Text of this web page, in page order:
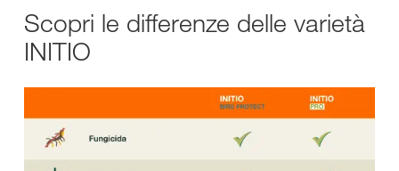
Scopri le differenze delle varietà
INITIO